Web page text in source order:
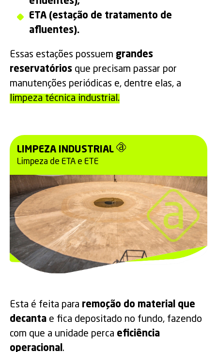
ETA (estação de tratamento de
afluentes).
Essas estações possuem grandes
reservatórios que precisam passar por
manutenções periódicas e, dentre elas, a
limpeza técnica industrial.
LIMPEZA INDUSTRIAL
Limpeza de ETA e ETE
Esta é feita para remoção do material que
decanta e fica depositado no fundo, fazendo
com que a unidade perca eficiência
operacional .